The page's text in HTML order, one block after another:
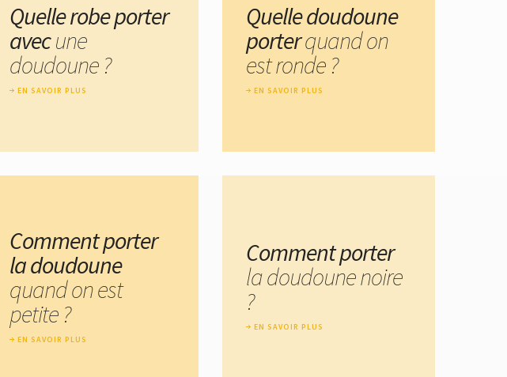
Quelle robe porter
avecune
doudoune ?
EN SAVOIR PLUS
Quelle doudoune
porterquand on
est ronde ?
EN SAVOIR PLUS
Comment porter
la doudoune
quand on est
petite ?
EN SAVOIR PLUS
Comment porter
la doudoune noire
?
EN SAVOIR PLUS